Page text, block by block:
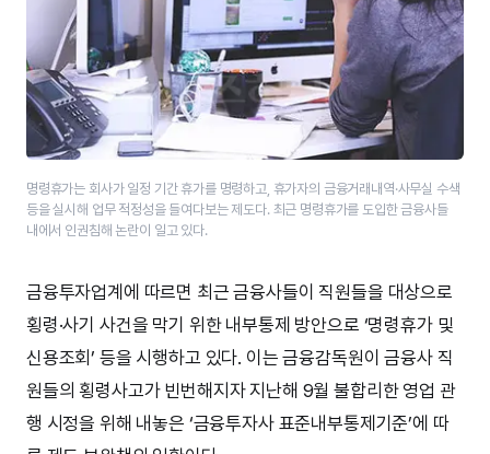
명령휴가는 회사가 일정 기간 휴가를 명령하고, 휴가자의 금융거래내역·사무실 수색
등을 실시해 업무 적정성을 들여다보는 제도다. 최근 명령휴가를 도입한 금융사들
내에서 인권침해 논란이 일고 있다.
금융투자업계에 따르면 최근 금융사들이 직원들을 대상으로
횡령·사기 사건을 막기 위한 내부통제 방안으로 ‘명령휴가 및
신용조회’ 등을 시행하고 있다. 이는 금융감독원이 금융사 직
원들의 횡령사고가 빈번해지자 지난해 9월 불합리한 영업 관
행 시정을 위해 내놓은 ‘금융투자사 표준내부통제기준’에 따